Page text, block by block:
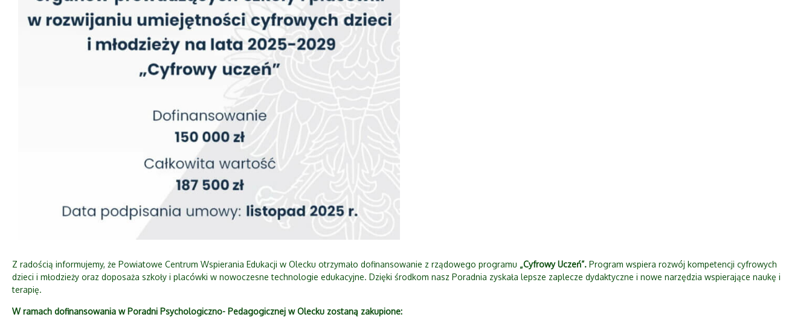
Z radością informujemy, że Powiatowe Centrum Wspierania Edukacji w Olecku otrzymało dofinansowanie z rządowego programu „Cyfrowy Uczeń”. Program wspiera rozwój kompetencji cyfrowych
dzieci i młodzieży oraz doposaża szkoły i placówki w nowoczesne technologie edukacyjne. Dzięki środkom nasz Poradnia zyskała lepsze zaplecze dydaktyczne i nowe narzędzia wspierające naukę i
terapię.
W ramach dofinansowania w Poradni Psychologiczno- Pedagogicznej w Olecku zostaną zakupione: